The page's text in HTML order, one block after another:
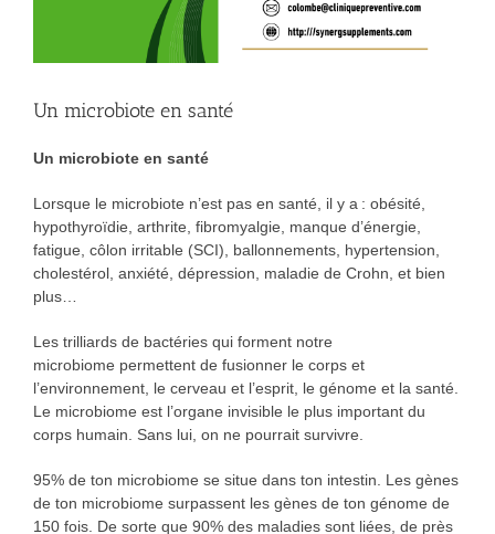
Un microbiote en santé
Un microbiote en santé
Lorsque le microbiote n’est pas en santé, il y a : obésité,
hypothyroïdie, arthrite, fibromyalgie, manque d’énergie,
fatigue, côlon irritable (SCI), ballonnements, hypertension,
cholestérol, anxiété, dépression, maladie de Crohn, et bien
plus…
Les trilliards de bactéries qui forment notre
microbiome permettent de fusionner le corps et
l’environnement, le cerveau et l’esprit, le génome et la santé.
Le microbiome est l’organe invisible le plus important du
corps humain. Sans lui, on ne pourrait survivre.
95% de ton microbiome se situe dans ton intestin. Les gènes
de ton microbiome surpassent les gènes de ton génome de
150 fois. De sorte que 90% des maladies sont liées, de près